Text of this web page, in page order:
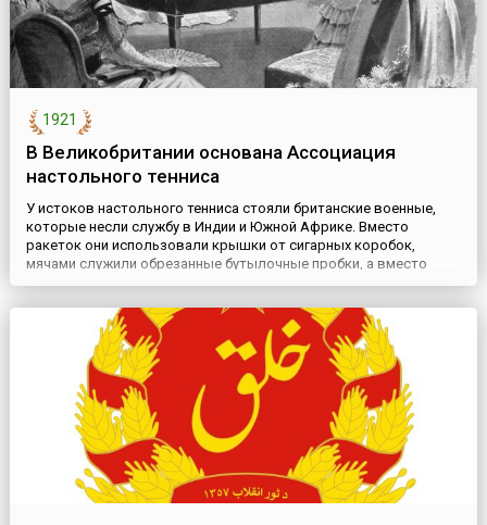
1921
В Великобритании основана Ассоциация
настольного тенниса
У истоков настольного тенниса стояли британские военные,
которые несли службу в Индии и Южной Африке. Вместо
ракеток они использовали крышки от сигарных коробок,
мячами служили обрезанные бутылочные пробки, а вместо
сетки на столе выкладывались книги. Большой вклад в
привезший в 1900 году из США полые целлулоидные мячи.
История происхождения н...